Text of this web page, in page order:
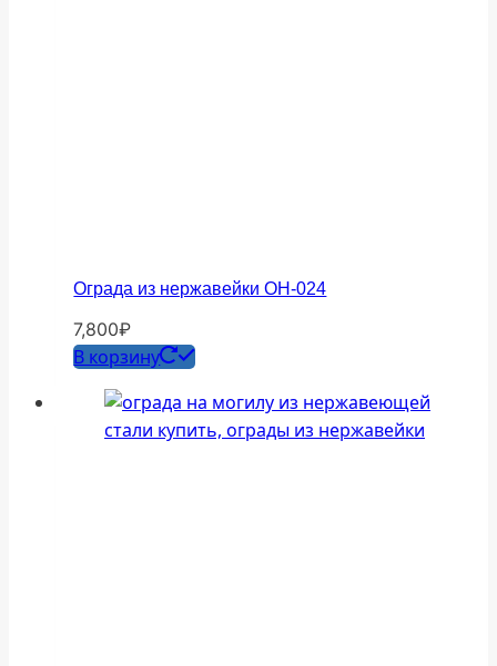
Ограда из нержавейки ОН-024
7,800₽
В корзину